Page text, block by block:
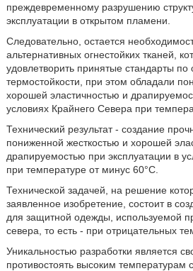
преждевременному разрушению
эксплуатации в открытом пламени.
Следовательно, остается
альтернативных огнестойких тканей,
удовлетворить принятые стандарты по
термостойкости, при этом обладали
хорошей эластичностью и
условиях Крайнего Севера при
Технический результат - создание
пониженной жесткостью и хорошей
драпируемостью при эксплуатации в
при температуре от минус 60°С.
Технической задачей, на решение
заявленное изобретение, состоит в
для защитной одежды, используемой
севера, то есть - при отрицательных
Уникальностью разработки является
противостоять высоким температурам